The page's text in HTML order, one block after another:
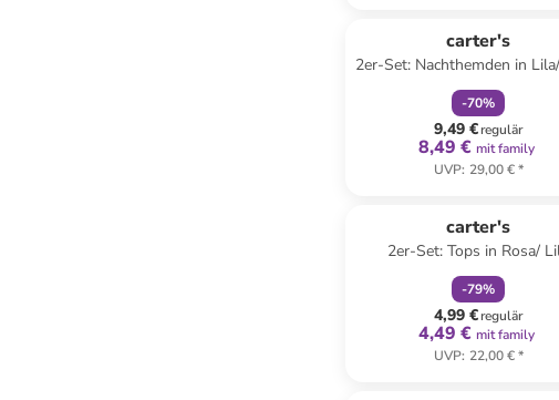
carter's
2er-Set: Nachthemden in
-70%
9,49 €regulär
8,49 € mit family
UVP: 29,00 €*
carter's
2er-Set: Tops in Rosa/
-79%
4,99 €regulär
4,49 € mit family
UVP: 22,00 €*